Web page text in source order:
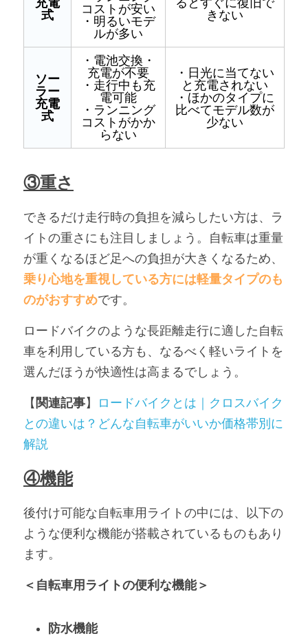
充電
式
コストが安い
・明るいモデ
ルが多い
るとすぐに復旧で
きない
ソー
ラー
充電
式
・電池交換・
充電が不要
・走行中も充
電可能
・ランニング
コストがかか
らない
・日光に当てない
と充電されない
・ほかのタイプに
比べてモデル数が
少ない
③重さ
できるだけ走行時の負担を減らしたい方は、ラ
イトの重さにも注目しましょう。自転車は重量
が重くなるほど足への負担が大きくなるため、
乗り心地を重視している方には軽量タイプのも
のがおすすめです。
ロードバイクのような長距離走行に適した自転
車を利用している方も、なるべく軽いライトを
選んだほうが快適性は高まるでしょう。
【 関連記事】
ロードバイクとは｜クロスバイク
との違いは？どんな自転車がいいか価格帯別に
解説
④機能
後付け可能な自転車用ライトの中には、以下の
ような便利な機能が搭載されているものもあり
ます。
＜自転車用ライトの便利な機能＞
防水機能